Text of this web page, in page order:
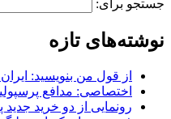
جستجو برای:
نوشته‌های تازه
از قول من بنویسید:
اختصاصی: مدافع
رونمایی از دو خرید